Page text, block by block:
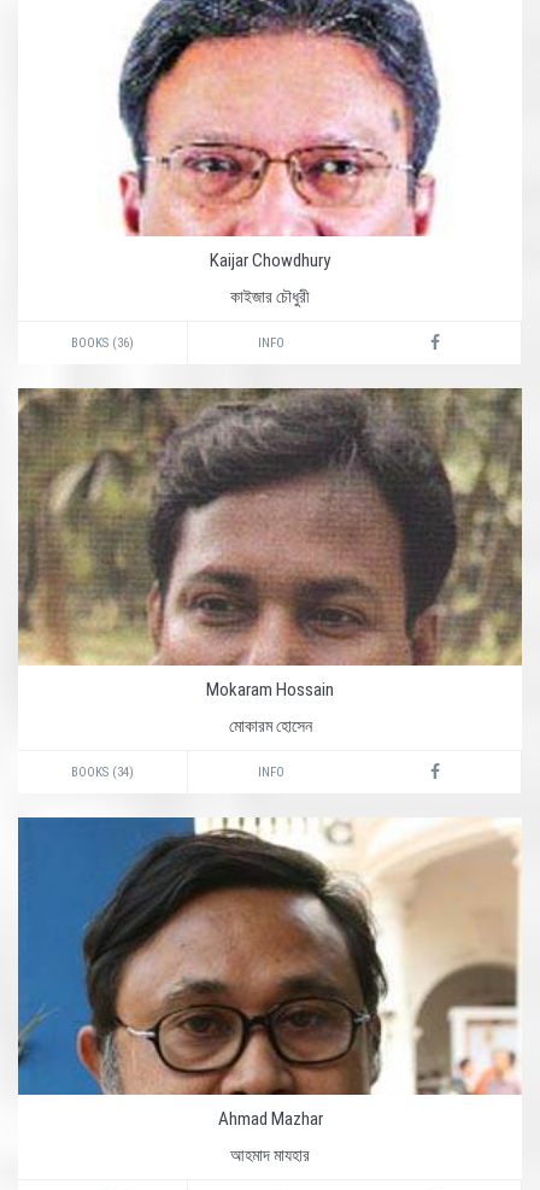
Kaijar Chowdhury
কাইজার চৌধুরী
BOOKS (36) INFO
Mokaram Hossain
মোকারম হোসেন
BOOKS (34) INFO
Ahmad Mazhar
আহমাদ মাযহার